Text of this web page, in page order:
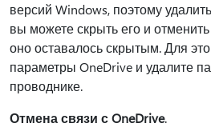
версий Windows, поэтому
вы можете скрыть его и
оно оставалось скрытым. Для
параметры OneDrive и удалите
проводнике.
Отмена связи с OneDrive.